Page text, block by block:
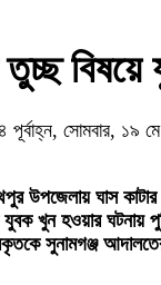
সোমবার, ১৯
উপজেলায় ঘাস
খুন হওয়ার ঘটনায়
সুনামগঞ্জ আদালতের